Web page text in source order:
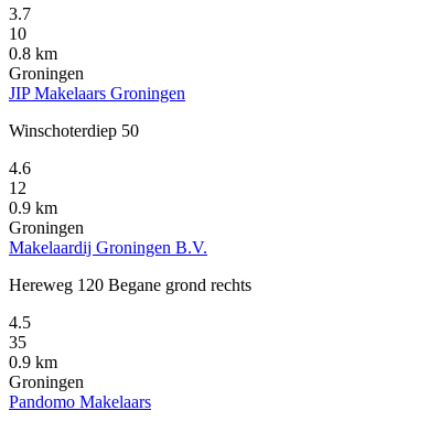
3.7
10
0.8 km
Groningen
JIP Makelaars Groningen
Winschoterdiep 50
4.6
12
0.9 km
Groningen
Makelaardij Groningen B.V.
Hereweg 120 Begane grond rechts
4.5
35
0.9 km
Groningen
Pandomo Makelaars